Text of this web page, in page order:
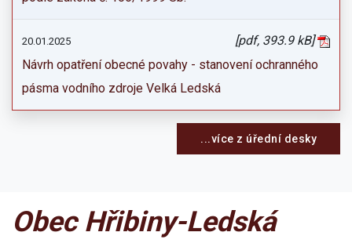
20.01.2025
[pdf, 393.9 kB]
Návrh opatření obecné povahy - stanovení ochranného
pásma vodního zdroje Velká Ledská
...více z úřední desky
Obec Hřibiny-Ledská